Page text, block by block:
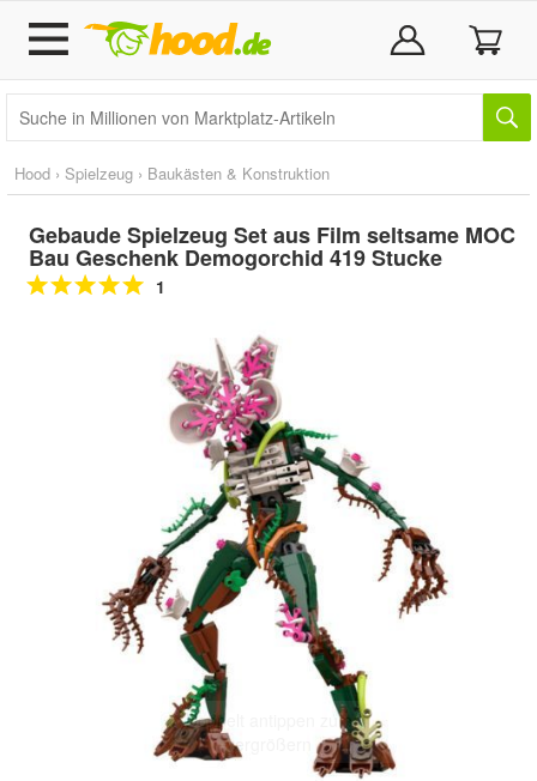
Hood › Spielzeug › Baukästen & Konstruktion
Gebaude Spielzeug Set aus Film seltsame MOC
Bau Geschenk Demogorchid 419 Stucke
1
Doppelt antippen zum
vergrößern